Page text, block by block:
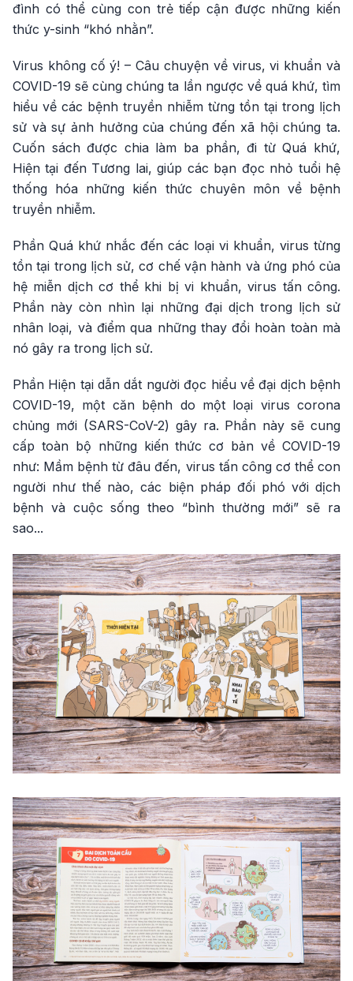
đình có thể cùng con trẻ tiếp cận được những kiến
thức y-sinh “khó nhằn”.
Virus không cố ý! – Câu chuyện về virus, vi khuẩn và
COVID-19 sẽ cùng chúng ta lần ngược về quá khứ, tìm
hiểu về các bệnh truyền nhiễm từng tồn tại trong lịch
sử và sự ảnh hưởng của chúng đến xã hội chúng ta.
Cuốn sách được chia làm ba phần, đi từ Quá khứ,
Hiện tại đến Tương lai, giúp các bạn đọc nhỏ tuổi hệ
thống hóa những kiến thức chuyên môn về bệnh
truyền nhiễm.
Phần Quá khứ nhắc đến các loại vi khuẩn, virus từng
tồn tại trong lịch sử, cơ chế vận hành và ứng phó của
hệ miễn dịch cơ thể khi bị vi khuẩn, virus tấn công.
Phần này còn nhìn lại những đại dịch trong lịch sử
nhân loại, và điểm qua những thay đổi hoàn toàn mà
nó gây ra trong lịch sử.
Phần Hiện tại dẫn dắt người đọc hiểu về đại dịch bệnh
COVID-19, một căn bệnh do một loại virus corona
chủng mới (SARS-CoV-2) gây ra. Phần này sẽ cung
cấp toàn bộ những kiến thức cơ bản về COVID-19
như: Mầm bệnh từ đâu đến, virus tấn công cơ thể con
người như thế nào, các biện pháp đối phó với dịch
bệnh và cuộc sống theo “bình thường mới” sẽ ra
sao...